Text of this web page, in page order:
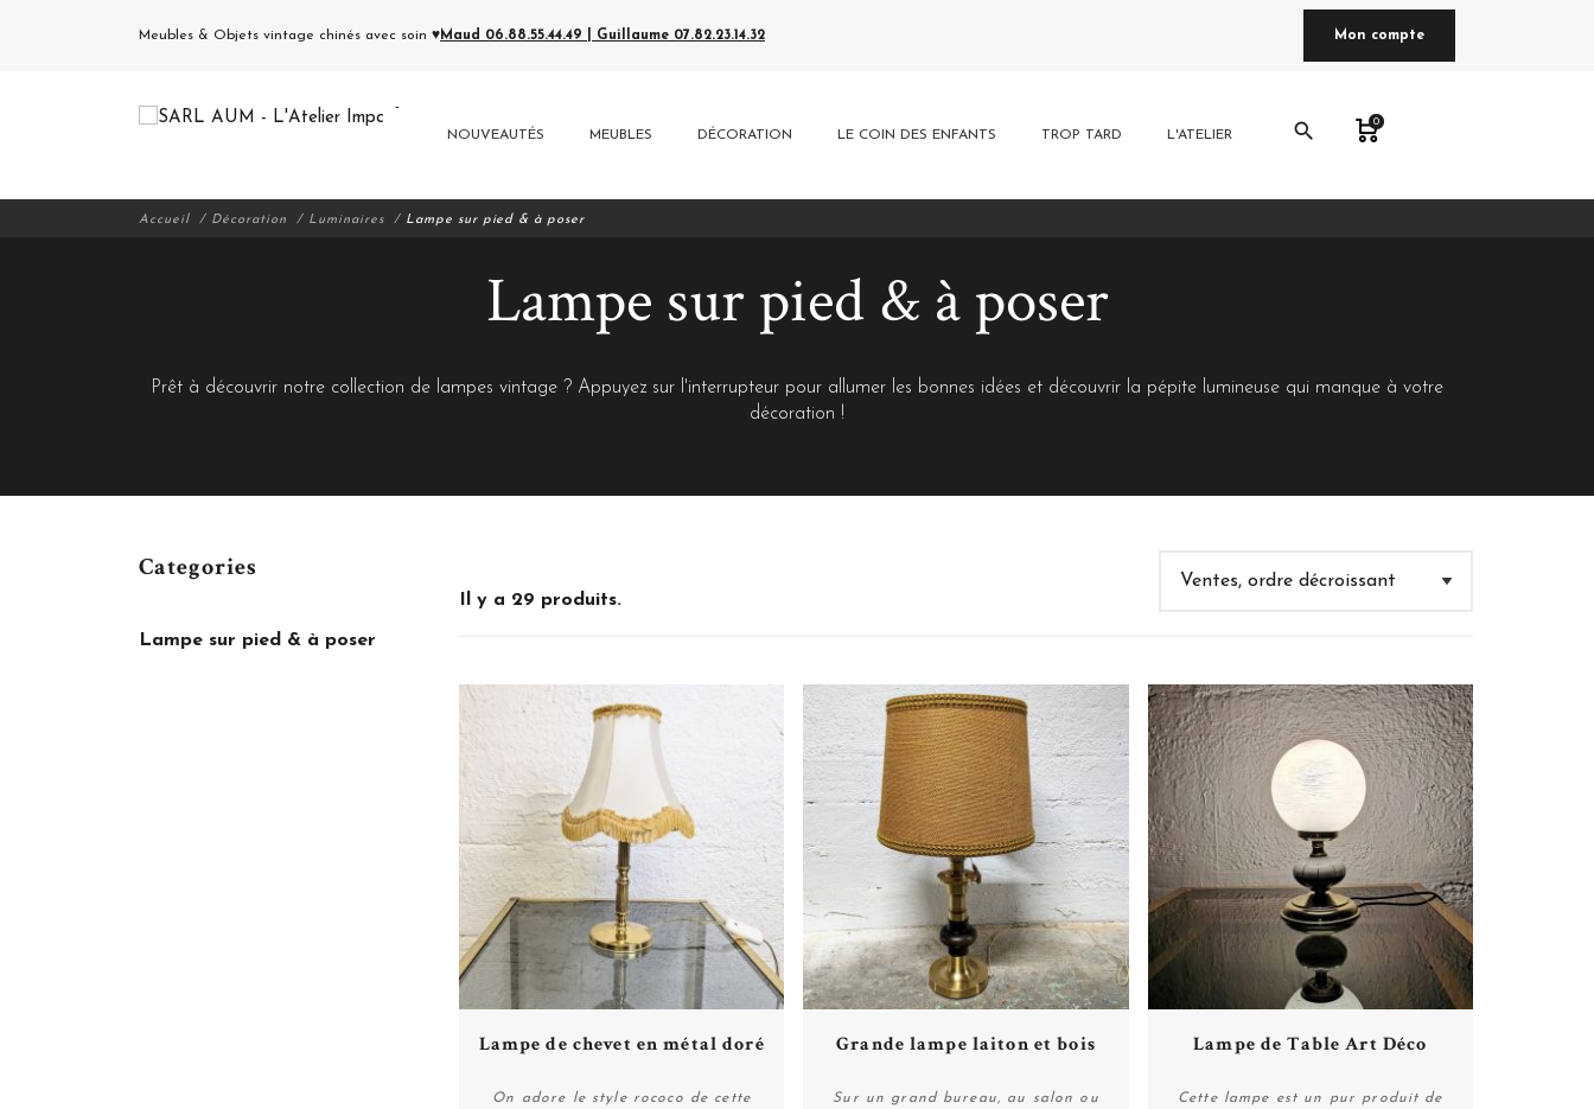
Meubles & Objets vintage chinés avec soin ♥Maud 06.88.55.44.49 | Guillaume 07.82.23.14.32 Mon compte
NOUVEAUTÉS MEUBLES DÉCORATION LE COIN DES ENFANTS TROP TARD L'ATELIER search 0
Accueil Décoration Luminaires Lampe sur pied & à poser
Lampe sur pied & à poser
Prêt à découvrir notre collection de lampes vintage ? Appuyez sur l'interrupteur pour allumer les bonnes idées et découvrir la pépite lumineuse qui manque à votre
décoration !
Categories
Lampe sur pied & à poser
Il y a 29 produits.
Lampe de chevet en métal doré
On adore le style rococo de cette
Grande lampe laiton et bois
Sur un grand bureau, au salon ou
Lampe de Table Art Déco
Cette lampe est un pur produit de